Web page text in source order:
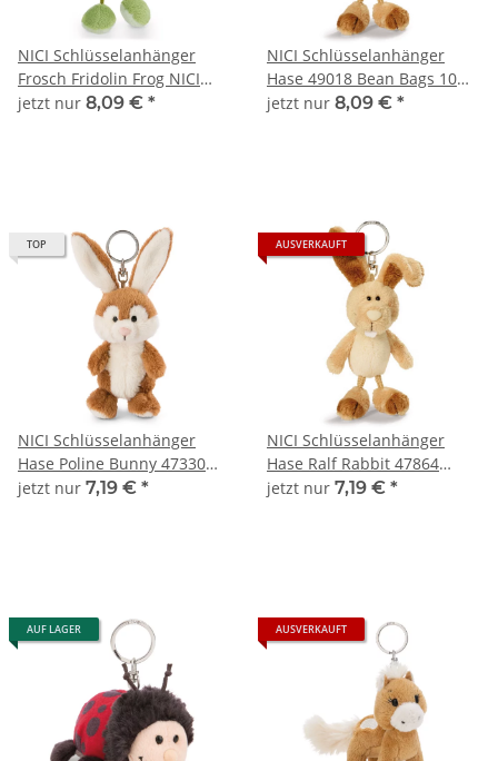
NICI Schlüsselanhänger
Frosch Fridolin Frog NICI
GREEN 62262
jetzt nur 8,09 € *
NICI Schlüsselanhänger
Hase 49018 Bean Bags 10
cm
jetzt nur 8,09 € *
TOP
NICI Schlüsselanhänger
Hase Poline Bunny 47330
Bean Bags 10 cm
jetzt nur 7,19 € *
AUSVERKAUFT
NICI Schlüsselanhänger
Hase Ralf Rabbit 47864
Bean Bags 10 cm
jetzt nur 7,19 € *
AUF LAGER AUSVERKAUFT